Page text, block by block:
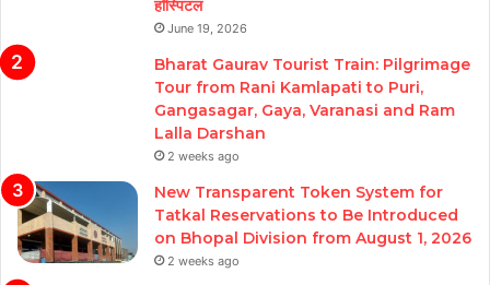
हॉस्पिटल
June 19, 2026
Bharat Gaurav Tourist Train: Pilgrimage
Tour from Rani Kamlapati to Puri,
Gangasagar, Gaya, Varanasi and Ram
Lalla Darshan
2 weeks ago
New Transparent Token System for
Tatkal Reservations to Be Introduced
on Bhopal Division from August 1, 2026
2 weeks ago